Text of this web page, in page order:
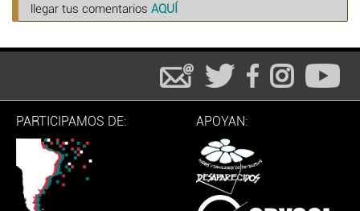
llegar tus comentarios AQUÍ
PARTICIPAMOS DE: APOYAN: